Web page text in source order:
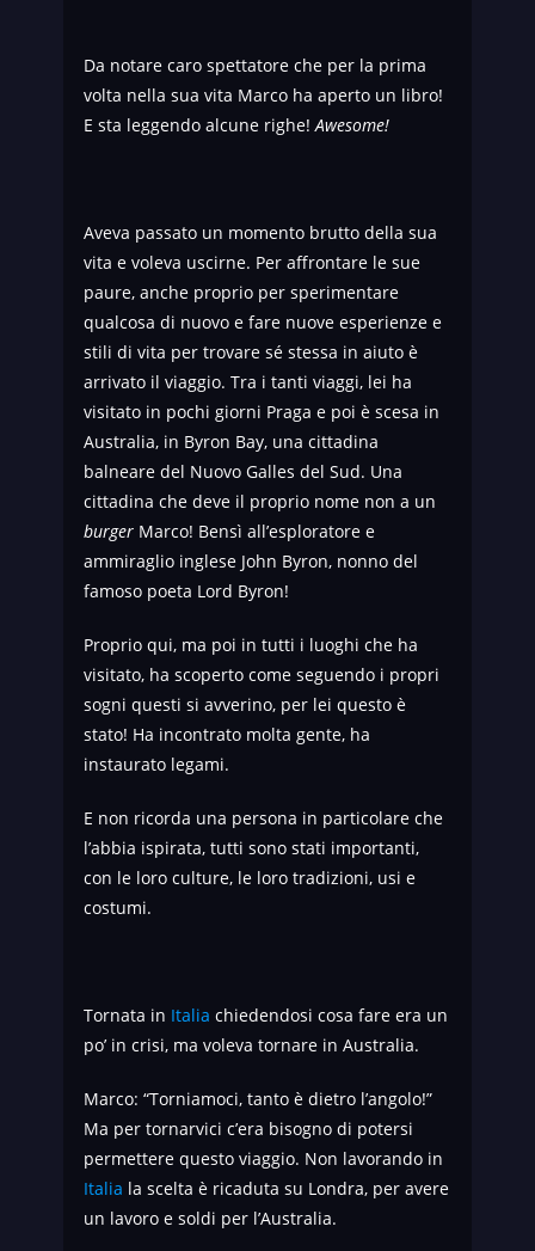
Da notare caro spettatore che per la prima
volta nella sua vita Marco ha aperto un libro!
E sta leggendo alcune righe!Awesome!
Aveva passato un momento brutto della sua
vita e voleva uscirne. Per affrontare le sue
paure, anche proprio per sperimentare
qualcosa di nuovo e fare nuove esperienze e
stili di vita per trovare sé stessa in aiuto è
arrivato il viaggio. Tra i tanti viaggi, lei ha
visitato in pochi giorni Praga e poi è scesa in
Australia, in Byron Bay, una cittadina
balneare del Nuovo Galles del Sud. Una
cittadina che deve il proprio nome non a un
burger Marco! Bensì all’esploratore e
ammiraglio inglese John Byron, nonno del
famoso poeta Lord Byron!
Proprio qui, ma poi in tutti i luoghi che ha
visitato, ha scoperto come seguendo i propri
sogni questi si avverino, per lei questo è
stato! Ha incontrato molta gente, ha
instaurato legami.
E non ricorda una persona in particolare che
l’abbia ispirata, tutti sono stati importanti,
con le loro culture, le loro tradizioni, usi e
costumi.
Tornata in Italia chiedendosi cosa fare era un
po’ in crisi, ma voleva tornare in Australia.
Marco: “Torniamoci, tanto è dietro l’angolo!”
Ma per tornarvici c’era bisogno di potersi
permettere questo viaggio. Non lavorando in
Italia la scelta è ricaduta su Londra, per avere
un lavoro e soldi per l’Australia.